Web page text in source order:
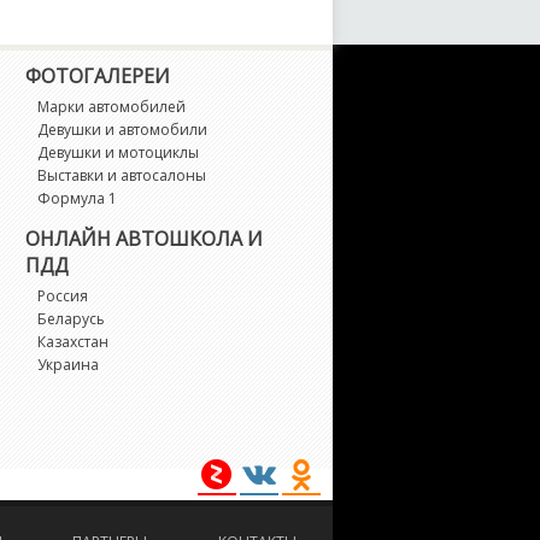
APV
D-MAX
Carlo
ФОТОГАЛЕРЕИ
Марки автомобилей
Девушки и автомобили
Девушки и мотоциклы
Выставки и автосалоны
Формула 1
ОНЛАЙН АВТОШКОЛА И
ПДД
Россия
Беларусь
Казахстан
Украина